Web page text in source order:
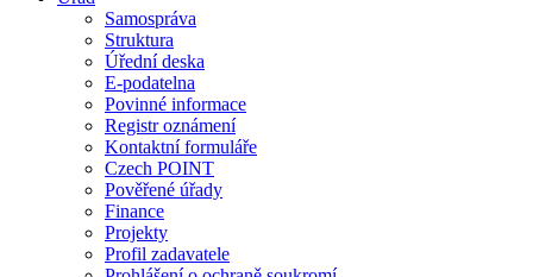
Samospráva
Struktura
Úřední deska
E-podatelna
Povinné informace
Registr oznámení
Kontaktní formuláře
Czech POINT
Pověřené úřady
Finance
Projekty
Profil zadavatele